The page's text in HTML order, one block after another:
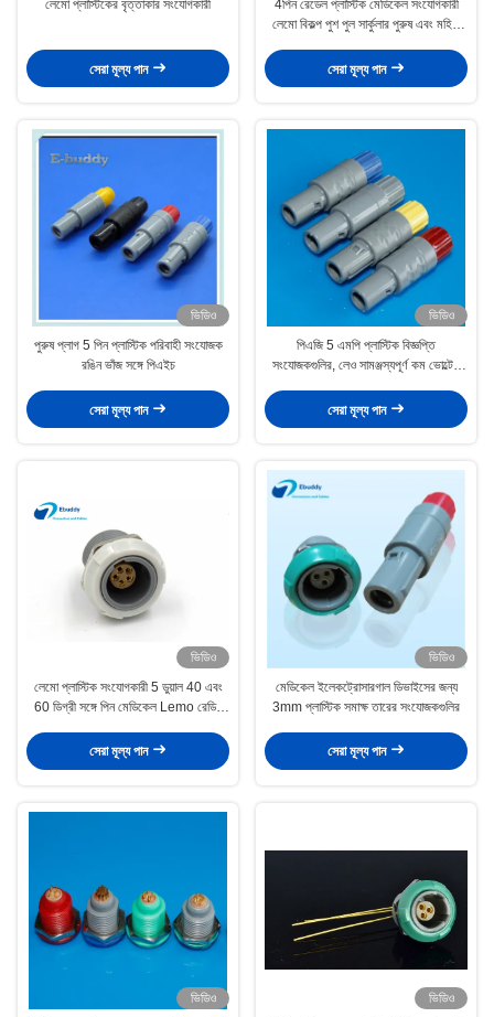
লেমো প্লাস্টিকের বৃত্তাকার সংযোগকারী
সেরা মূল্য পান
4পিন রেডেল প্লাস্টিক মেডিকেল সংযোগকারী
লেমো বিকল্প পুশ পুল সার্কুলার পুরুষ এবং মহিলা
সেরা মূল্য পান
ভিডিও
পুরুষ প্লাগ 5 পিন প্লাস্টিক পরিবাহী সংযোজক
রঙিন ভাঁজ সঙ্গে পিএইচ
সেরা মূল্য পান
ভিডিও
পিএজি 5 এমপি প্লাস্টিক বিজ্ঞপ্তি
সংযোজকগুলির, লেও সামঞ্জস্যপূর্ণ কম ভোল্টেজ
সেরা মূল্য পান
ভিডিও
লেমো প্লাস্টিক সংযোগকারী 5 ডুয়াল 40 এবং
60 ডিগ্রী সঙ্গে পিন মেডিকেল Lemo রেডিল
সেরা মূল্য পান
ভিডিও
মেডিকেল ইলেকট্রোসারগাল ডিভাইসের জন্য
3mm প্লাস্টিক সমাক্ষ তারের সংযোজকগুলির
সেরা মূল্য পান
ভিডিও
ভিডিও